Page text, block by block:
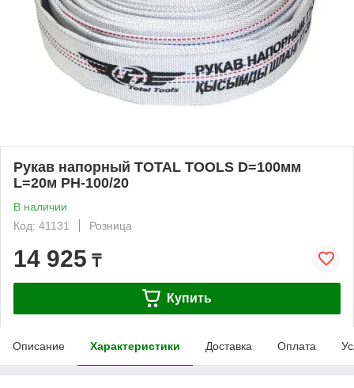
Рукав напорный TOTAL TOOLS D=100мм
L=20м РН-100/20
В наличии
Код: 41131
Розница
14 925 ₸
Купить
Описание Характеристики Доставка Оплата